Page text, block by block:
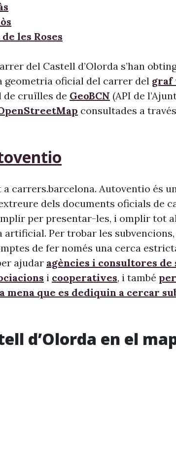
les Roses
del Castell d’Olorda s’han
geometria oficial del carrer del graf
de cruïlles de GeoBCN (API de
consultades a través
a carrers.barcelona. Autoventio és
dels documents oficials de
per presentar-les, i omplir tot
artificial. Per trobar les
de fer només una cerca
ajudar agències i consultores de
i cooperatives, i també
mena que es dediquin a cercar
d’Olorda en el